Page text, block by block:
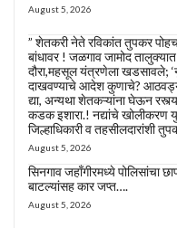
August 5, 2026
” शेतकरी नेते रविकांत तुपकर
बांधावर ! जळगाव जामोद
दौरा,महसूल यंत्रणेला खडसावले;
दाखवण्याचे आदेश कुणाचे?
द्या, अन्यथा शेतकऱ्यांना घेऊन
कडक इशारा.! नद्यांचे खोलीकरण
जिल्हाधिकारी व तहसीलदारांशी
August 5, 2026
सिनगाव जहाँगीरमध्ये पोलिसांचा
बाटल्यांसह कार जप्त….
August 5, 2026